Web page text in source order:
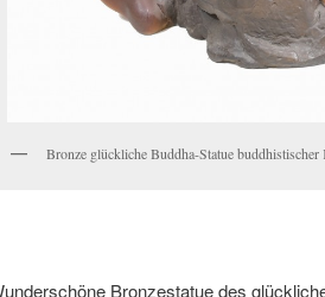
Bronze glückliche Buddha-Statue buddhistischer
Bronzestatue des